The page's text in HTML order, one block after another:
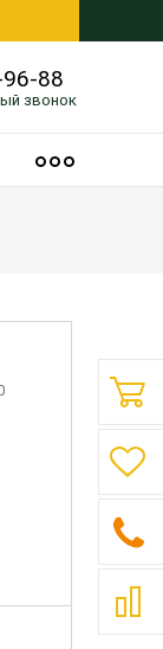
88
звонок